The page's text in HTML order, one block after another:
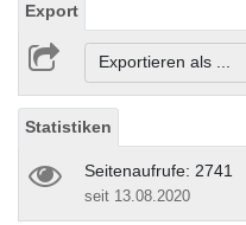
Export
Exportieren als ...
Statistiken
Seitenaufrufe: 2741
seit 13.08.2020